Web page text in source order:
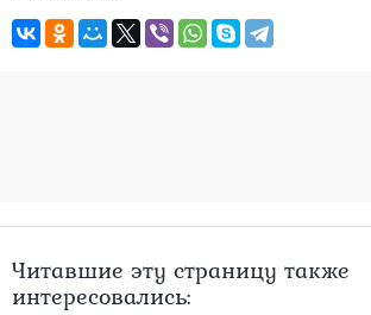
Читавшие эту страницу также
интересовались: